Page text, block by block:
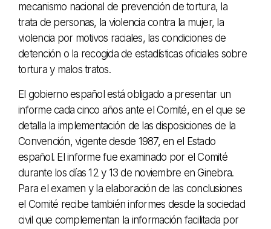
mecanismo nacional de prevención de tortura, la
trata de personas, la violencia contra la mujer, la
violencia por motivos raciales, las condiciones de
detención o la recogida de estadísticas oficiales sobre
tortura y malos tratos.
El gobierno español está obligado a presentar un
informe cada cinco años ante el Comité, en el que se
detalla la implementación de las disposiciones de la
Convención, vigente desde 1987, en el Estado
español. El informe fue examinado por el Comité
durante los días 12 y 13 de noviembre en Ginebra.
Para el examen y la elaboración de las conclusiones
el Comité recibe también informes desde la sociedad
civil que complementan la información facilitada por